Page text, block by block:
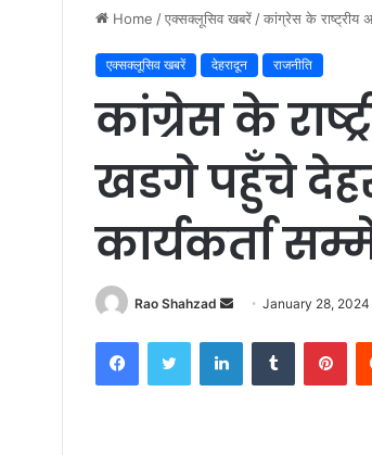
Home /एक्सक्लूसिव खबरें /कांग्रेस के राष्ट्रीय
एक्सक्लूसिव खबरें देहरादून राजनीति
कांग्रेस के
खडगे पहुँचे
कार्यकर्ता
Rao Shahzad
SendJanuary 28, 2024
FacebookTwitter LinkedInTumblr